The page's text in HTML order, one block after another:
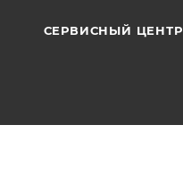
СЕРВИСНЫЙ ЦЕНТР